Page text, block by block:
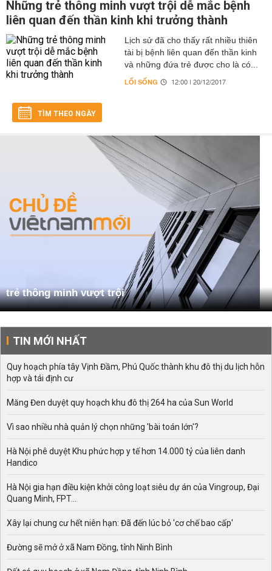
Những trẻ thông minh vượt trội dễ mắc bệnh
liên quan đến thần kinh khi trưởng thành
Lịch sử đã cho thấy rất nhiều thiên
tài bị bệnh liên quan đến thần kinh
và những đứa trẻ được cho là có...
LỐI SỐNG 12:00 | 20/12/2017
TÌM THEO NGÀY
trẻ thông minh vượt trội
TIN MỚI NHẤT
Quy hoạch phía tây Vịnh Đầm, Phú Quốc thành khu đô thị du lịch hỗn
hợp và tái định cư
Măng Đen duyệt quy hoạch khu đô thị 264 ha của Sun World
Vì sao nhiều nhà quản lý chọn những 'bài toán lớn'?
Hà Nội phê duyệt Khu phức hợp y tế hơn 14.000 tỷ của liên danh
Handico
Hà Nội gia hạn điều kiện khởi công loạt siêu dự án của Vingroup, Đại
Quang Minh, FPT...
Xây lại chung cư hết niên hạn: Đã đến lúc bỏ 'cơ chế bao cấp'
Đường sẽ mở ở xã Nam Đồng, tỉnh Ninh Bình